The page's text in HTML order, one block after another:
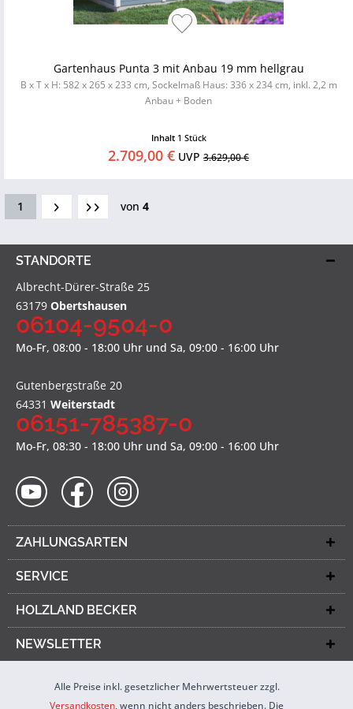
Gartenhaus Punta 3 mit Anbau 19 mm hellgrau
B x T x H: 582 x 265 x 233 cm, Sockelmaß Haus: 336 x 234 cm, inkl. 2,2 m
Anbau + Boden
Inhalt 1 Stück
2.709,00 € UVP 3.629,00 €
1 von 4
STANDORTE
Albrecht-Dürer-Straße 25
63179 Obertshausen
06104-9504-0
Mo-Fr, 08:00 - 18:00 Uhr und Sa, 09:00 - 16:00 Uhr
Gutenbergstraße 20
64331 Weiterstadt
06151-785387-0
Mo-Fr, 08:30 - 18:00 Uhr und Sa, 09:00 - 16:00 Uhr
ZAHLUNGSARTEN
SERVICE
HOLZLAND BECKER
NEWSLETTER
Alle Preise inkl. gesetzlicher Mehrwertsteuer zzgl.
Versandkosten, wenn nicht anders beschrieben. Die